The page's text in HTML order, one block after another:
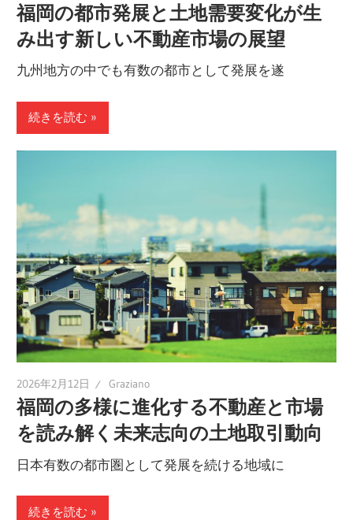
福岡の都市発展と土地需要変化が生
み出す新しい不動産市場の展望
九州地方の中でも有数の都市として発展を遂
続きを読む
2026年2月12日 Graziano
福岡の多様に進化する不動産と市場
を読み解く未来志向の土地取引動向
日本有数の都市圏として発展を続ける地域に
続きを読む